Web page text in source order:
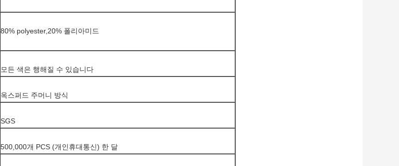
80% polyester,20% 폴리아미드
모든 색은 행해질 수 있습니다
옥스퍼드 주머니 방식
SGS
500,000개 PCS (개인휴대통신) 한 달